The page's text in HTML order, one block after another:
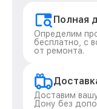
Полная
Определим
бесплатно, с
от ремонта.
Доставим
Дону без